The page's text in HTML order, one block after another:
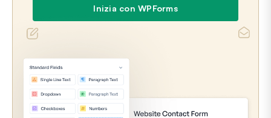
Inizia con WPForms